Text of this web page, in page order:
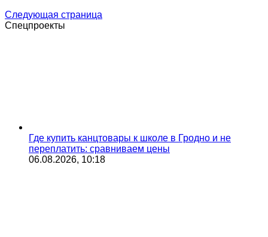
Следующая страница
Спецпроекты
Где купить канцтовары к школе в Гродно и не
переплатить: сравниваем цены
06.08.2026, 10:18